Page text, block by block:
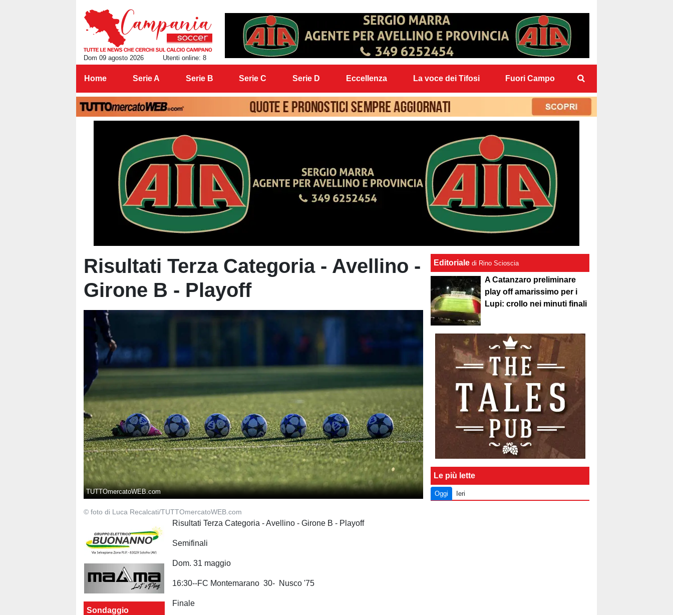
Dom 09 agosto 2026 Utenti online: 8
Home Serie A Serie B Serie C Serie D Eccellenza La voce dei Tifosi Fuori Campo
Risultati Terza Categoria - Avellino -
Girone B - Playoff
TUTTOmercatoWEB.com
© foto di Luca Recalcati/TUTTOmercatoWEB.com
Sondaggio
Risultati Terza Categoria - Avellino - Girone B - Playoff
Semifinali
Dom. 31 maggio
16:30--FC Montemarano 30- Nusco '75
Finale
Editoriale di Rino Scioscia
A Catanzaro preliminare
play off amarissimo per i
Lupi: crollo nei minuti finali
Le più lette
Oggi Ieri